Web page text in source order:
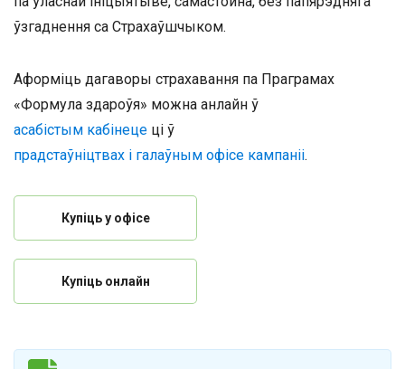
ўзгаднення са Страхаўшчыком.
Аформіць дагаворы страхавання па Праграмах
«Формула здароўя» можна анлайн ў
асабістым кабінеце ці ў
прадстаўніцтвах і галаўным офісе кампаніі.
Купіць у офісе
Купіць онлайн